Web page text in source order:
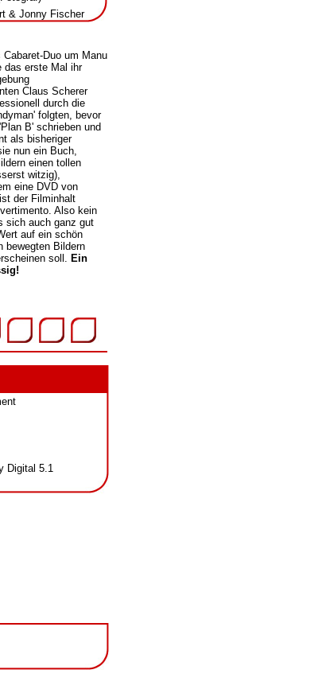
& Jonny Fischer
Duo um Manu
das erste Mal ihr
Claus Scherer
durch die
folgten, bevor
B' schrieben und
als bisheriger
nun ein Buch,
einen tollen
witzig),
eine DVD von
der Filminhalt
Also kein
sich auch ganz gut
auf ein schön
bewegten Bildern
soll. Ein
Digital 5.1